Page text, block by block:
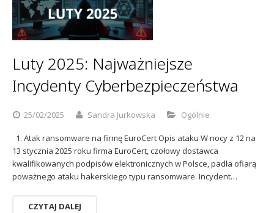
Luty 2025: Najważniejsze
Incydenty Cyberbezpieczeństwa
25/02/2025 Sandra Jurkowska Ogólnie
1. Atak ransomware na firmę EuroCert Opis ataku W nocy z 12 na
13 stycznia 2025 roku firma EuroCert, czołowy dostawca
kwalifikowanych podpisów elektronicznych w Polsce, padła ofiarą
poważnego ataku hakerskiego typu ransomware. Incydent…
CZYTAJ DALEJ